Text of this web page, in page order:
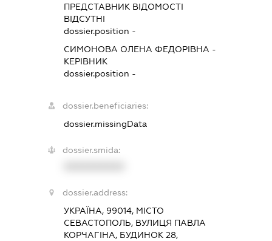
ПРЕДСТАВНИК ВІДОМОСТІ
ВІДСУТНІ
dossier.position -
СИМОНОВА ОЛЕНА ФЕДОРІВНА -
КЕРІВНИК
dossier.position -
dossier.beneficiaries:
dossier.missingData
dossier.smida:
dossier.address:
УКРАЇНА, 99014, МІСТО
СЕВАСТОПОЛЬ, ВУЛИЦЯ ПАВЛА
КОРЧАГІНА, БУДИНОК 28,